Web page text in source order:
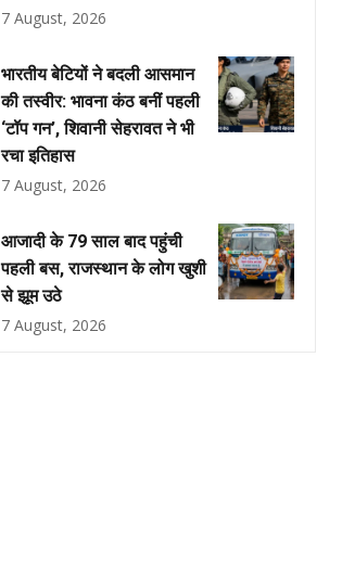
7 August, 2026
भारतीय बेटियों ने बदली आसमान
की तस्वीर: भावना कंठ बनीं पहली
‘टॉप गन’, शिवानी सेहरावत ने भी
रचा इतिहास
7 August, 2026
आजादी के 79 साल बाद पहुंची
पहली बस, राजस्थान के लोग खुशी
से झूम उठे
7 August, 2026